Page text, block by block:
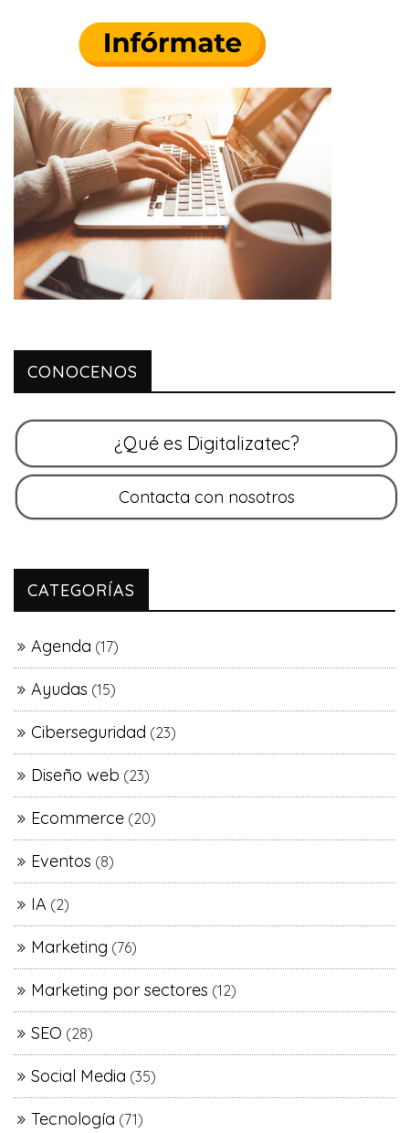
CONOCENOS
CATEGORÍAS
Agenda (17)
Ayudas (15)
Ciberseguridad (23)
Diseño web (23)
Ecommerce (20)
Eventos (8)
IA (2)
Marketing (76)
Marketing por sectores (12)
SEO (28)
Social Media (35)
Tecnología (71)